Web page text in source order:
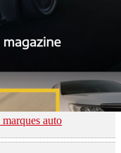
auto